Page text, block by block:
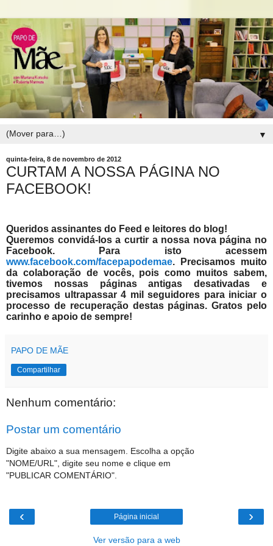
▼
quinta-feira, 8 de novembro de 2012
CURTAM A NOSSA PÁGINA NO
FACEBOOK!
Queridos assinantes do Feed e leitores do blog!
Queremos convidá-los a curtir a nossa nova página no
Facebook. Para isto acessem
www.facebook.com/facepapodemae. Precisamos muito
da colaboração de vocês, pois como muitos sabem,
tivemos nossas páginas antigas desativadas e
precisamos ultrapassar 4 mil seguidores para iniciar o
processo de recuperação destas páginas. Gratos pelo
carinho e apoio de sempre!
PAPO DE MÃE
Compartilhar
Nenhum comentário:
Postar um comentário
Digite abaixo a sua mensagem. Escolha a opção
"NOME/URL", digite seu nome e clique em
"PUBLICAR COMENTÁRIO".
‹ ›
Página inicial
Ver versão para a web